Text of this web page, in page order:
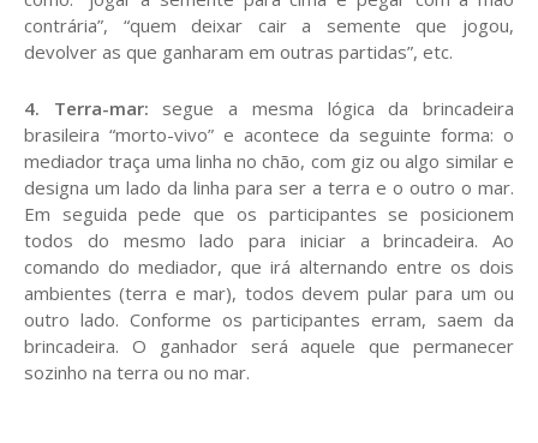
contrária”, “quem deixar cair a semente que jogou,
devolver as que ganharam em outras partidas”, etc.
4. Terra-mar: segue a mesma lógica da brincadeira
brasileira “morto-vivo” e acontece da seguinte forma: o
mediador traça uma linha no chão, com giz ou algo similar e
designa um lado da linha para ser a terra e o outro o mar.
Em seguida pede que os participantes se posicionem
todos do mesmo lado para iniciar a brincadeira. Ao
comando do mediador, que irá alternando entre os dois
ambientes (terra e mar), todos devem pular para um ou
outro lado. Conforme os participantes erram, saem da
brincadeira. O ganhador será aquele que permanecer
sozinho na terra ou no mar.